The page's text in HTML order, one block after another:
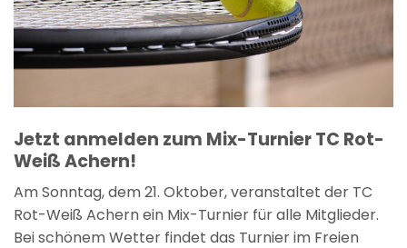
Jetzt anmelden zum Mix-Turnier TC Rot-
Weiß Achern!
Am Sonntag, dem 21. Oktober, veranstaltet der TC
Rot-Weiß Achern ein Mix-Turnier für alle Mitglieder.
Bei schönem Wetter findet das Turnier im Freien